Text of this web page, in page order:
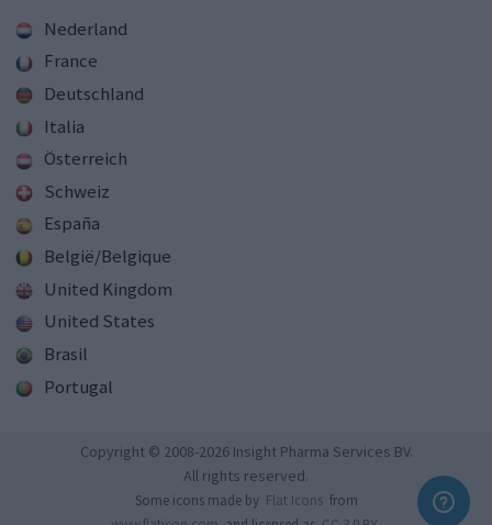
Nederland
France
Deutschland
Italia
Österreich
Schweiz
España
België/Belgique
United Kingdom
United States
Brasil
Portugal
Copyright © 2008-2026 Insight Pharma Services BV.
All rights reserved.
Some icons made by Flat Icons from